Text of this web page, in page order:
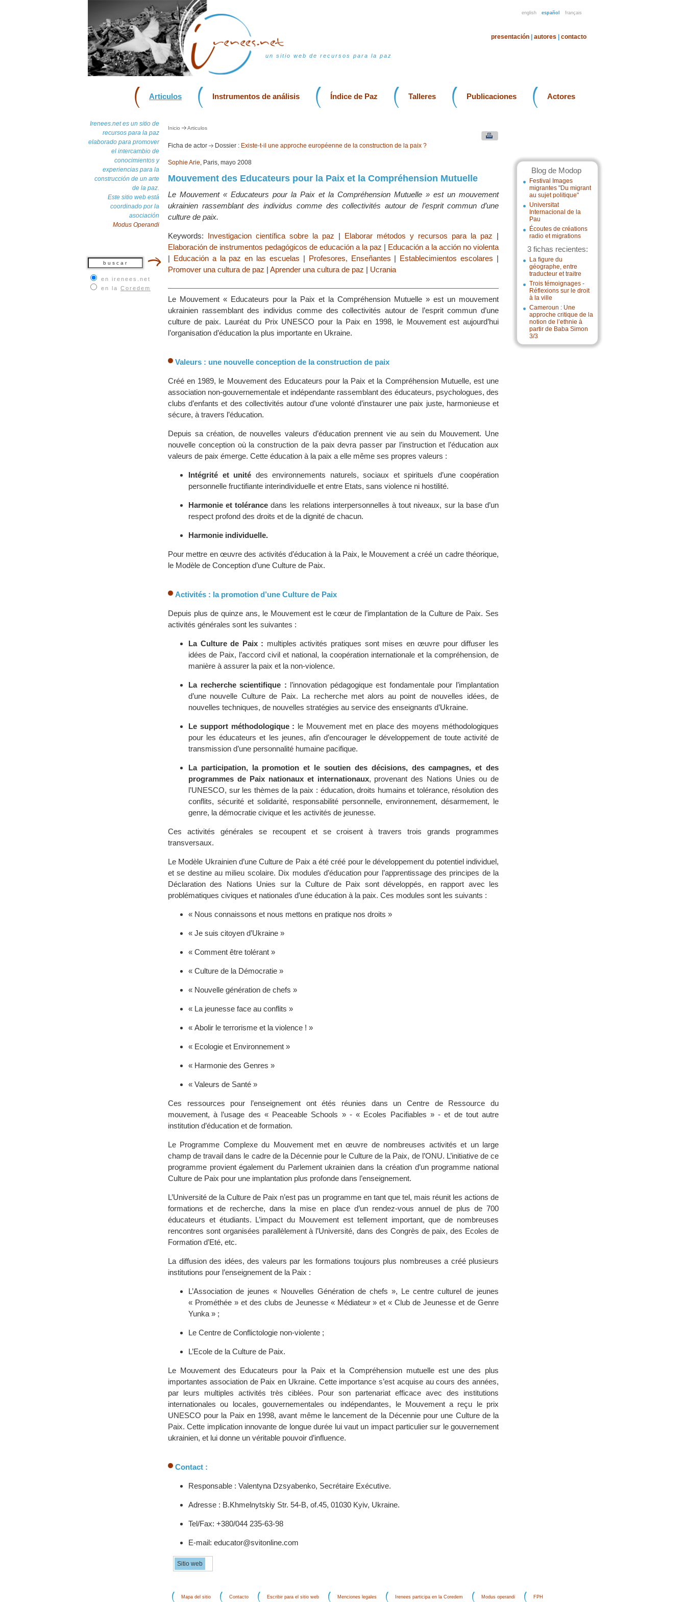
english español français
un sitio web de recursos para la paz
presentación autores contacto
Articulos Instrumentos de análisis Índice de Paz Talleres Publicaciones Actores
Irenees.net es un sitio de
recursos para la paz
elaborado para promover
el intercambio de
conocimientos y
experiencias para la
construcción de un arte
de la paz.
Este sitio web está
coordinado por la
asociación
Modus Operandi
en irenees.net
en la Coredem
Blog de Modop
Festival Images
migrantes "Du migrant
au sujet politique"
Universitat
Internacional de la
Pau
Écoutes de créations
radio et migrations
3 fichas recientes:
La figure du
géographe, entre
traducteur et traitre
Trois témoignages -
Réflexions sur le droit
à la ville
Cameroun : Une
approche critique de la
notion de l’ethnie à
partir de Baba Simon
3/3
Inicio Articulos
Ficha de actor Dossier : Existe-t-il une approche européenne de la construction de la paix ?
Sophie Arie, Paris, mayo 2008
Mouvement des Educateurs pour la Paix et la Compréhension Mutuelle
Le Mouvement « Educateurs pour la Paix et la Compréhension Mutuelle » est un mouvement
ukrainien rassemblant des individus comme des collectivités autour de l’esprit commun d’une
culture de paix.
Keywords: Investigacion científica sobre la paz | Elaborar métodos y recursos para la paz |
Elaboración de instrumentos pedagógicos de educación a la paz | Educación a la acción no violenta
| Educación a la paz en las escuelas | Profesores, Enseñantes | Establecimientos escolares |
Promover una cultura de paz | Aprender una cultura de paz | Ucrania
Le Mouvement « Educateurs pour la Paix et la Compréhension Mutuelle » est un mouvement
ukrainien rassemblant des individus comme des collectivités autour de l’esprit commun d’une
culture de paix. Lauréat du Prix UNESCO pour la Paix en 1998, le Mouvement est aujourd’hui
l’organisation d’éducation la plus importante en Ukraine.
Valeurs : une nouvelle conception de la construction de paix
Créé en 1989, le Mouvement des Educateurs pour la Paix et la Compréhension Mutuelle, est une
association non-gouvernementale et indépendante rassemblant des éducateurs, psychologues, des
clubs d’enfants et des collectivités autour d’une volonté d’instaurer une paix juste, harmonieuse et
sécure, à travers l’éducation.
Depuis sa création, de nouvelles valeurs d’éducation prennent vie au sein du Mouvement. Une
nouvelle conception où la construction de la paix devra passer par l’instruction et l’éducation aux
valeurs de paix émerge. Cette éducation à la paix a elle même ses propres valeurs :
Intégrité et unité des environnements naturels, sociaux et spirituels d’une coopération
personnelle fructifiante interindividuelle et entre Etats, sans violence ni hostilité.
Harmonie et tolérance dans les relations interpersonnelles à tout niveaux, sur la base d’un
respect profond des droits et de la dignité de chacun.
Harmonie individuelle.
Pour mettre en œuvre des activités d’éducation à la Paix, le Mouvement a créé un cadre théorique,
le Modèle de Conception d’une Culture de Paix.
Activités : la promotion d’une Culture de Paix
Depuis plus de quinze ans, le Mouvement est le cœur de l’implantation de la Culture de Paix. Ses
activités générales sont les suivantes :
La Culture de Paix : multiples activités pratiques sont mises en œuvre pour diffuser les
idées de Paix, l’accord civil et national, la coopération internationale et la compréhension, de
manière à assurer la paix et la non-violence.
La recherche scientifique : l’innovation pédagogique est fondamentale pour l’implantation
d’une nouvelle Culture de Paix. La recherche met alors au point de nouvelles idées, de
nouvelles techniques, de nouvelles stratégies au service des enseignants d’Ukraine.
Le support méthodologique : le Mouvement met en place des moyens méthodologiques
pour les éducateurs et les jeunes, afin d’encourager le développement de toute activité de
transmission d’une personnalité humaine pacifique.
La participation, la promotion et le soutien des décisions, des campagnes, et des
programmes de Paix nationaux et internationaux, provenant des Nations Unies ou de
l’UNESCO, sur les thèmes de la paix : éducation, droits humains et tolérance, résolution des
conflits, sécurité et solidarité, responsabilité personnelle, environnement, désarmement, le
genre, la démocratie civique et les activités de jeunesse.
Ces activités générales se recoupent et se croisent à travers trois grands programmes
transversaux.
Le Modèle Ukrainien d’une Culture de Paix a été créé pour le développement du potentiel individuel,
et se destine au milieu scolaire. Dix modules d’éducation pour l’apprentissage des principes de la
Déclaration des Nations Unies sur la Culture de Paix sont développés, en rapport avec les
problématiques civiques et nationales d’une éducation à la paix. Ces modules sont les suivants :
« Nous connaissons et nous mettons en pratique nos droits »
« Je suis citoyen d’Ukraine »
« Comment être tolérant »
« Culture de la Démocratie »
« Nouvelle génération de chefs »
« La jeunesse face au conflits »
« Abolir le terrorisme et la violence ! »
« Ecologie et Environnement »
« Harmonie des Genres »
« Valeurs de Santé »
Ces ressources pour l’enseignement ont étés réunies dans un Centre de Ressource du
mouvement, à l’usage des « Peaceable Schools » - « Ecoles Pacifiables » - et de tout autre
institution d’éducation et de formation.
Le Programme Complexe du Mouvement met en œuvre de nombreuses activités et un large
champ de travail dans le cadre de la Décennie pour le Culture de la Paix, de l’ONU. L’initiative de ce
programme provient également du Parlement ukrainien dans la création d’un programme national
Culture de Paix pour une implantation plus profonde dans l’enseignement.
L’Université de la Culture de Paix n’est pas un programme en tant que tel, mais réunit les actions de
formations et de recherche, dans la mise en place d’un rendez-vous annuel de plus de 700
éducateurs et étudiants. L’impact du Mouvement est tellement important, que de nombreuses
rencontres sont organisées parallèlement à l’Université, dans des Congrès de paix, des Ecoles de
Formation d’Eté, etc.
La diffusion des idées, des valeurs par les formations toujours plus nombreuses a créé plusieurs
institutions pour l’enseignement de la Paix :
L’Association de jeunes « Nouvelles Génération de chefs », Le centre culturel de jeunes
« Prométhée » et des clubs de Jeunesse « Médiateur » et « Club de Jeunesse et de Genre
Yunka » ;
Le Centre de Conflictologie non-violente ;
L’Ecole de la Culture de Paix.
Le Mouvement des Educateurs pour la Paix et la Compréhension mutuelle est une des plus
importantes association de Paix en Ukraine. Cette importance s’est acquise au cours des années,
par leurs multiples activités très ciblées. Pour son partenariat efficace avec des institutions
internationales ou locales, gouvernementales ou indépendantes, le Mouvement a reçu le prix
UNESCO pour la Paix en 1998, avant même le lancement de la Décennie pour une Culture de la
Paix. Cette implication innovante de longue durée lui vaut un impact particulier sur le gouvernement
ukrainien, et lui donne un véritable pouvoir d’influence.
Contact :
Responsable : Valentyna Dzsyabenko, Secrétaire Exécutive.
Adresse : B.Khmelnytskiy Str. 54-B, of.45, 01030 Kyiv, Ukraine.
Tel/Fax: +380/044 235-63-98
E-mail: educator@svitonline.com
Sitio web
Mapa del sitio Contacto Escribir para el sitio web Menciones legales Irenees participa en la Coredem Modus operandi FPH